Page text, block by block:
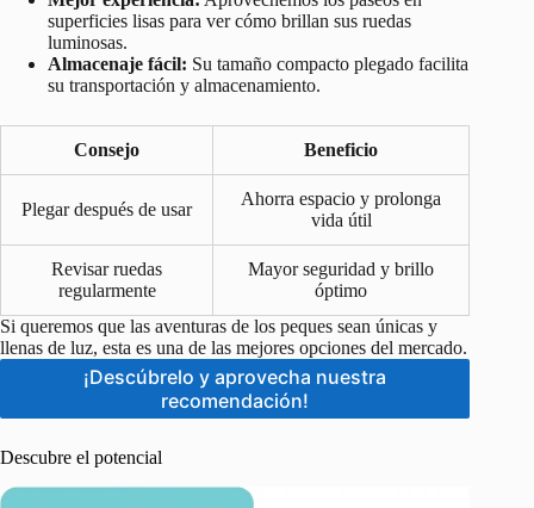
superficies lisas para ver cómo brillan sus ruedas
luminosas.
Almacenaje fácil: Su tamaño compacto plegado facilita
su transportación y almacenamiento.
Consejo Beneficio
Plegar después de usar
Ahorra espacio y prolonga
vida útil
Revisar ruedas
regularmente
Mayor seguridad y brillo
óptimo
Si queremos que las aventuras de los peques sean únicas y
llenas de luz, esta es una de las mejores opciones del mercado.
¡Descúbrelo y aprovecha nuestra
recomendación!
Descubre el potencial